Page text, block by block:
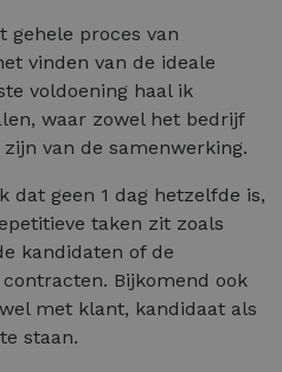
gehele proces van
vinden van de ideale
voldoening haal ik
waar zowel het bedrijf
van de samenwerking.
dat geen 1 dag hetzelfde is,
taken zit zoals
kandidaten of de
Bijkomend ook
met klant, kandidaat als
staan.